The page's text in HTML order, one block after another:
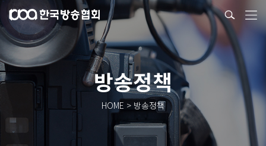
방송정책
HOME > 방송정책